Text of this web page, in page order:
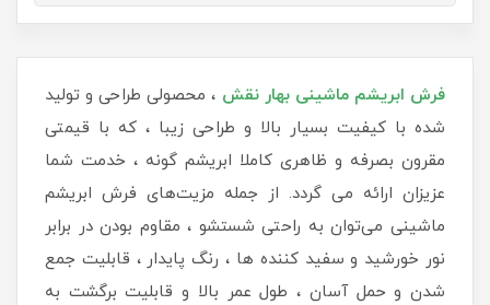
فرش ابریشم ماشینی بهار نقش ، محصولی طراحی و تولید
شده با کیفیت بسیار بالا و طراحی زیبا ، که با قیمتی
مقرون بصرفه و ظاهری کاملا ابریشم گونه ، خدمت شما
عزیزان ارائه می گردد. از جمله مزیت‌های فرش ابریشم
ماشینی می‌توان به راحتی شستشو ، مقاوم بودن در برابر
نور خورشید و سفید کننده ها ، رنگ پایدار ، قابلیت جمع
شدن و حمل آسان ، طول عمر بالا و قابلیت برگشت به